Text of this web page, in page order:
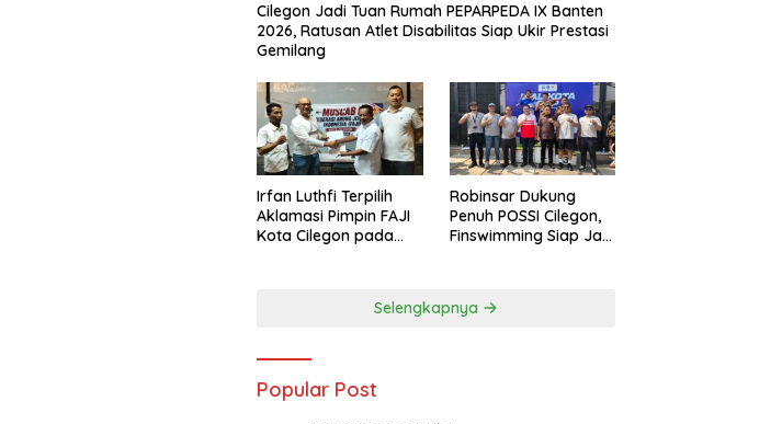
Cilegon Jadi Tuan Rumah PEPARPEDA IX Banten
2026, Ratusan Atlet Disabilitas Siap Ukir Prestasi
Gemilang
Irfan Luthfi Terpilih
Aklamasi Pimpin FAJI
Kota Cilegon pada
Robinsar Dukung
Penuh POSSI Cilegon,
Finswimming Siap Jadi
Selengkapnya
Popular Post